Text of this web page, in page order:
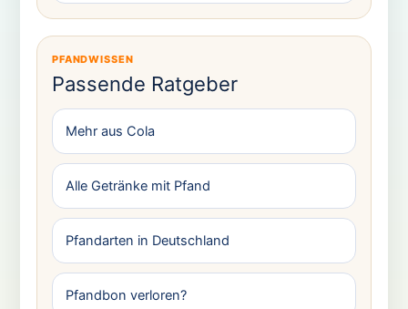
PFANDWISSEN
Passende Ratgeber
Mehr aus Cola
Alle Getränke mit Pfand
Pfandarten in Deutschland
Pfandbon verloren?